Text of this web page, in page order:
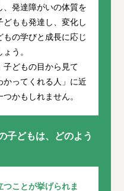
発達障がいの体質を
もも発達し、変化し
の学びと成長に応じ
う。
子どもの目から見て
かってくれる人」に近
かもしれません。
子どもは、どのよう
ことが挙げられま